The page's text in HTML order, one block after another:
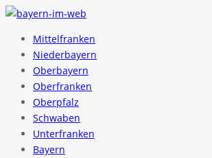
Mittelfranken
Niederbayern
Oberbayern
Oberfranken
Oberpfalz
Schwaben
Unterfranken
Bayern